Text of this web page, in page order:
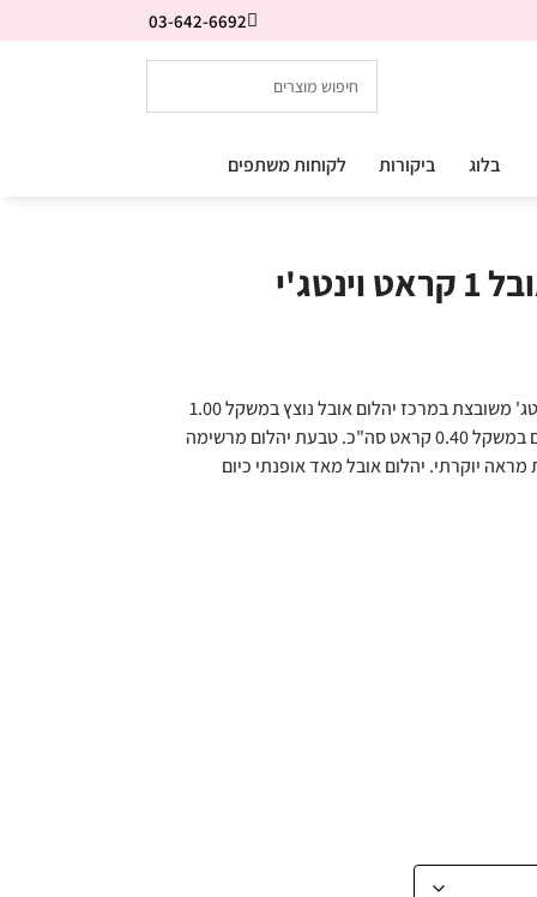
03-642-6692
בלוג ביקורות לקוחות משתפים
טבעת יהלום מעבדה אובל 1 קראט וינטג'י
טבעת יהלום מעבדה אובל 1 קראט סטייל וינטג' משובצת במרכז יהלום אובל נוצץ במשקל 1.00
קראט קראט וסביבו 14 יהלומים לבנים נוצצים במשקל 0.40 קראט סה"כ. טבעת יהלום מרשימה
יוקרתי. יהלום אובל מאד אופנתי כיום